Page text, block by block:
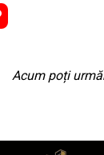
Acum poți